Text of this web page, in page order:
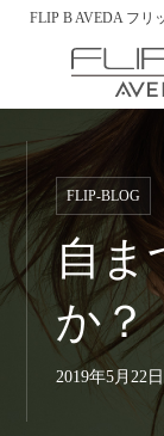
FLIP B AVEDA フリ
FLIP-BLOG
自ま
か？
2019年5月22日